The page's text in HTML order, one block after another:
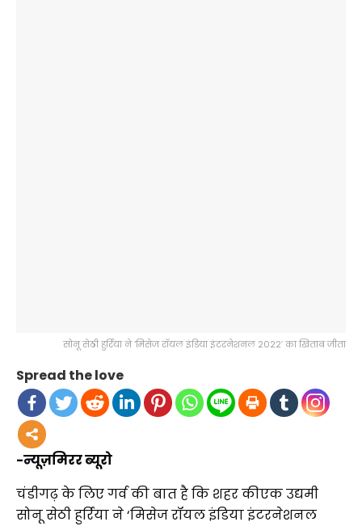
सोनू सेठी हुर्रिया ने ‘मिसेज रॉयल इंडिया इंटरनेशनल 2022’ का खिताब जीता
Spread the love
-न्यूज़मिरर ब्यूरो
चंडीगढ़ के लिए गर्व की बात है कि शहर कीएक उद्यमी
सोनू सेठी हुर्रिया ने ‘मिसेज रॉयल इंडिया इंटरनेशनल